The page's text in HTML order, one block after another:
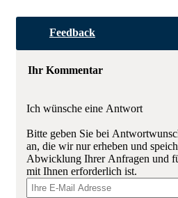
Feedback
Ihr Kommentar
Ich wünsche eine Antwort
Bitte geben Sie bei
an, die wir nur erheben und
Abwicklung Ihrer Anfragen und
mit Ihnen erforderlich ist.